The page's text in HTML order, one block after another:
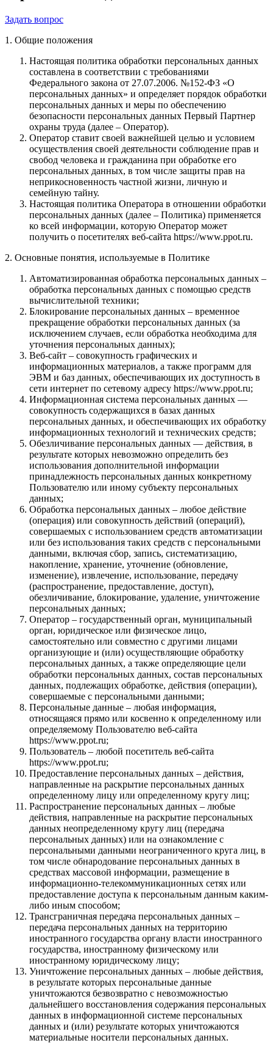
Задать вопрос
1. Общие положения
Настоящая политика обработки персональных данных
составлена в соответствии с требованиями
Федерального закона от 27.07.2006. №152-ФЗ «О
персональных данных» и определяет порядок обработки
персональных данных и меры по обеспечению
безопасности персональных данных Первый Партнер
охраны труда (далее – Оператор).
Оператор ставит своей важнейшей целью и условием
осуществления своей деятельности соблюдение прав и
свобод человека и гражданина при обработке его
персональных данных, в том числе защиты прав на
неприкосновенность частной жизни, личную и
семейную тайну.
Настоящая политика Оператора в отношении обработки
персональных данных (далее – Политика) применяется
ко всей информации, которую Оператор может
получить о посетителях веб-сайта https://www.ppot.ru.
2. Основные понятия, используемые в Политике
Автоматизированная обработка персональных данных –
обработка персональных данных с помощью средств
вычислительной техники;
Блокирование персональных данных – временное
прекращение обработки персональных данных (за
исключением случаев, если обработка необходима для
уточнения персональных данных);
Веб-сайт – совокупность графических и
информационных материалов, а также программ для
ЭВМ и баз данных, обеспечивающих их доступность в
сети интернет по сетевому адресу https://www.ppot.ru;
Информационная система персональных данных —
совокупность содержащихся в базах данных
персональных данных, и обеспечивающих их обработку
информационных технологий и технических средств;
Обезличивание персональных данных — действия, в
результате которых невозможно определить без
использования дополнительной информации
принадлежность персональных данных конкретному
Пользователю или иному субъекту персональных
данных;
Обработка персональных данных – любое действие
(операция) или совокупность действий (операций),
совершаемых с использованием средств автоматизации
или без использования таких средств с персональными
данными, включая сбор, запись, систематизацию,
накопление, хранение, уточнение (обновление,
изменение), извлечение, использование, передачу
(распространение, предоставление, доступ),
обезличивание, блокирование, удаление, уничтожение
персональных данных;
Оператор – государственный орган, муниципальный
орган, юридическое или физическое лицо,
самостоятельно или совместно с другими лицами
организующие и (или) осуществляющие обработку
персональных данных, а также определяющие цели
обработки персональных данных, состав персональных
данных, подлежащих обработке, действия (операции),
совершаемые с персональными данными;
Персональные данные – любая информация,
относящаяся прямо или косвенно к определенному или
определяемому Пользователю веб-сайта
https://www.ppot.ru;
Пользователь – любой посетитель веб-сайта
https://www.ppot.ru;
Предоставление персональных данных – действия,
направленные на раскрытие персональных данных
определенному лицу или определенному кругу лиц;
Распространение персональных данных – любые
действия, направленные на раскрытие персональных
данных неопределенному кругу лиц (передача
персональных данных) или на ознакомление с
персональными данными неограниченного круга лиц, в
том числе обнародование персональных данных в
средствах массовой информации, размещение в
информационно-телекоммуникационных сетях или
предоставление доступа к персональным данным каким-
либо иным способом;
Трансграничная передача персональных данных –
передача персональных данных на территорию
иностранного государства органу власти иностранного
государства, иностранному физическому или
иностранному юридическому лицу;
Уничтожение персональных данных – любые действия,
в результате которых персональные данные
уничтожаются безвозвратно с невозможностью
дальнейшего восстановления содержания персональных
данных в информационной системе персональных
данных и (или) результате которых уничтожаются
материальные носители персональных данных.